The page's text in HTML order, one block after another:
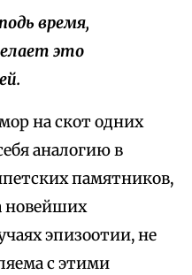
время,
это
на скот одних
аналогию в
памятников,
новейших
эпизоотии, не
с этими